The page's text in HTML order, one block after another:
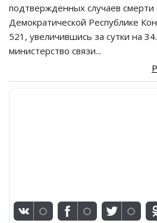
подтвержденных случаев смерти
Демократической Республике
521, увеличившись за сутки на
министерство связи...